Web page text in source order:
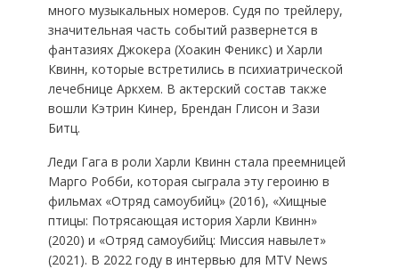
много музыкальных номеров. Судя по трейлеру,
значительная часть событий развернется в
фантазиях Джокера (Хоакин Феникс) и Харли
Квинн, которые встретились в психиатрической
лечебнице Аркхем. В актерский состав также
вошли Кэтрин Кинер, Брендан Глисон и Зази
Битц.
Леди Гага в роли Харли Квинн стала преемницей
Марго Робби, которая сыграла эту героиню в
фильмах «Отряд самоубийц» (2016), «Хищные
птицы: Потрясающая история Харли Квинн»
(2020) и «Отряд самоубийц: Миссия навылет»
(2021). В 2022 году в интервью для MTV News